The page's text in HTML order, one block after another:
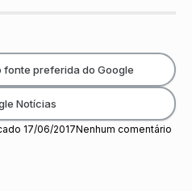
17/06/2017Nenhum comentário
fonte preferida do Google
Notícias